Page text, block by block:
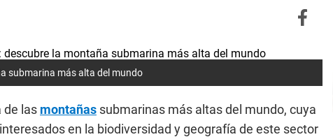
submarina más alta del mundo
de las montañas submarinas más altas del mundo, cuya
en la biodiversidad y geografía de este sector